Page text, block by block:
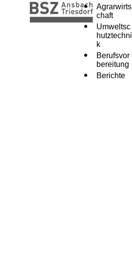
Agrarwirts
chaft
Umweltsc
hutztechni
k
Berufsvor
bereitung
Berichte